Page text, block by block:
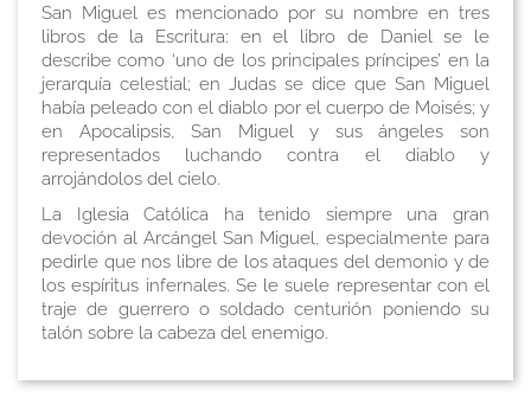
San Miguel es mencionado por su nombre en tres
libros de la Escritura: en el libro de Daniel se le
describe como ‘uno de los principales príncipes’ en la
jerarquía celestial; en Judas se dice que San Miguel
había peleado con el diablo por el cuerpo de Moisés; y
en Apocalipsis, San Miguel y sus ángeles son
representados luchando contra el diablo y
arrojándolos del cielo.
La Iglesia Católica ha tenido siempre una gran
devoción al Arcángel San Miguel, especialmente para
pedirle que nos libre de los ataques del demonio y de
los espíritus infernales. Se le suele representar con el
traje de guerrero o soldado centurión poniendo su
talón sobre la cabeza del enemigo.